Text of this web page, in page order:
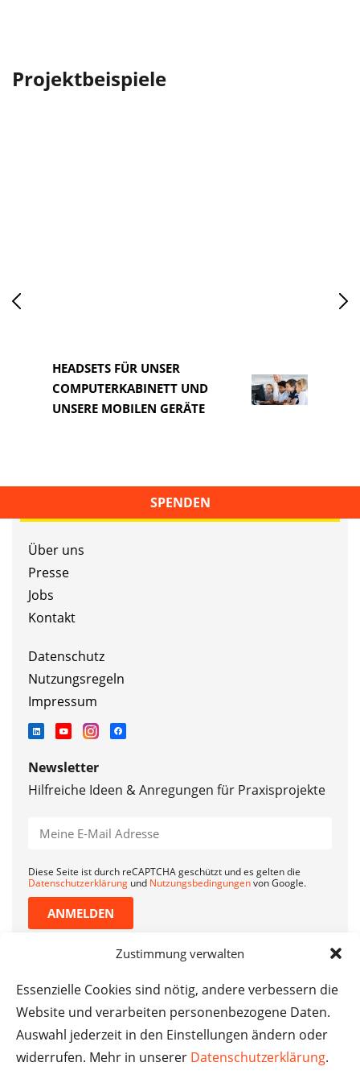
Zustimmung verwalten
Essenzielle Cookies sind nötig, andere verbessern die
Website und verarbeiten personenbezogene Daten.
Auswahl jederzeit in den Einstellungen ändern oder
widerrufen. Mehr in unserer Datenschutzerklärung.
Projektbeispiele
HEADSETS FÜR UNSER
COMPUTERKABINETT UND
UNSERE MOBILEN GERÄTE
SPENDEN
Über uns
Presse
Jobs
Kontakt
Datenschutz
Nutzungsregeln
Impressum
Newsletter
Hilfreiche Ideen & Anregungen für Praxisprojekte
Diese Seite ist durch reCAPTCHA geschützt und es gelten die
Datenschutzerklärung und Nutzungsbedingungenvon Google.
ANMELDEN